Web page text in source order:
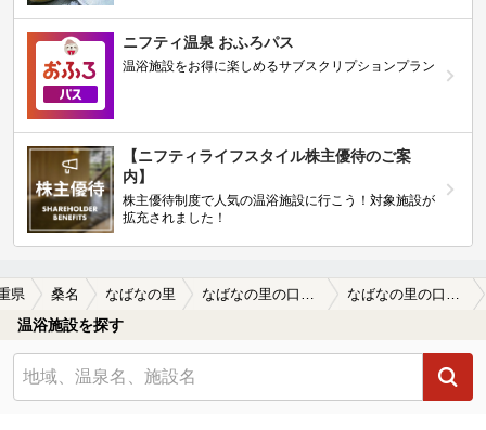
ニフティ温泉 おふろパス
温浴施設をお得に楽しめるサブスクリプションプラン
【ニフティライフスタイル株主優待のご案
内】
株主優待制度で人気の温浴施設に行こう！対象施設が
拡充されました！
県 桑名 なばなの里
温浴施設を探す